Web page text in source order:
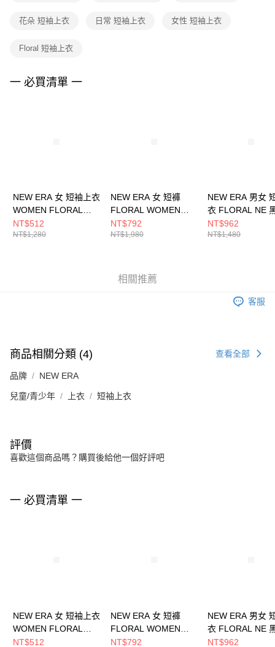
權轉讓予恩沛科技股份有限公司。
３．未成年的使用者請事先徵得法定代理人或監護人之同意方可使用
４．使用「AFTEE先享後付」時，將依據個別帳號之用戶狀況，依本公司即
花朵 短袖上衣 日常 短袖上衣 女性 短袖上衣
Floral 短袖上衣
一 必買清單 一
NEW ERA 女 短袖上衣
WOMEN FLORAL
NYC NE13527206
NT$512
NT$1,280
NEW ERA 女 短褲
FLORAL WOMEN
NEW ERA
NE13702502
NT$792
NT$1,980
NEW ERA 男女
衣 FLORAL NE
NE14500143
NT$962
NT$1,480
相關推薦
客服
商品相關分類 (4) 查看全部
品牌 NEW ERA
兒童/青少年 上衣 短袖上衣
評價
喜歡這個商品嗎？購買後給他一個好評吧
一 必買清單 一
NEW ERA 女 短袖上衣
WOMEN FLORAL
NYC NE13527206
NT$512
NEW ERA 女 短褲
FLORAL WOMEN
NEW ERA
NT$792
NEW ERA 男女
衣 FLORAL NE
NE14500143
NT$962